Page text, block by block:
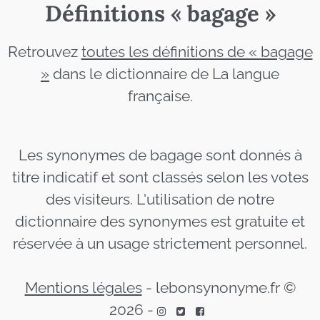
Définitions « bagage »
Retrouvez toutes les définitions de « bagage
» dans le dictionnaire de La langue
française.
Les synonymes de bagage sont donnés à
titre indicatif et sont classés selon les votes
des visiteurs. L'utilisation de notre
dictionnaire des synonymes est gratuite et
réservée à un usage strictement personnel.
Mentions légales- lebonsynonyme.fr ©
2026 -